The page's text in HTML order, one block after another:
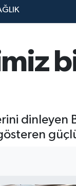
dinleyen